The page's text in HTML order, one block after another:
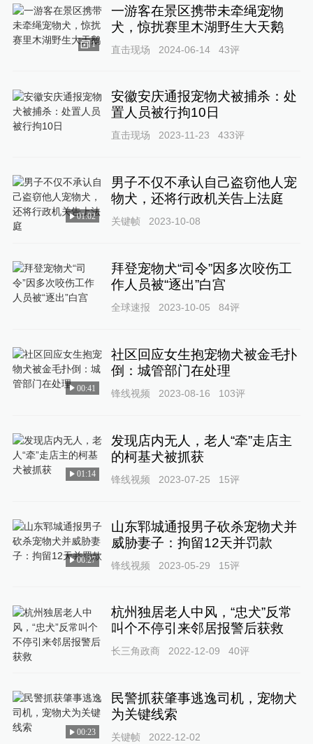
1
一游客在景区携带未牵绳宠物
犬，惊扰赛里木湖野生大天鹅
直击现场 2024-06-14 43评
安徽安庆通报宠物犬被捕杀：处
置人员被行拘10日
直击现场 2023-11-23 433评
01:02
男子不仅不承认自己盗窃他人宠
物犬，还将行政机关告上法庭
关键帧 2023-10-08
拜登宠物犬“司令”因多次咬伤工
作人员被“逐出”白宫
全球速报 2023-10-05 84评
00:41
社区回应女生抱宠物犬被金毛扑
倒：城管部门在处理
锋线视频 2023-08-16 103评
01:14
发现店内无人，老人“牵”走店主
的柯基犬被抓获
锋线视频 2023-07-25 15评
00:27
山东郓城通报男子砍杀宠物犬并
威胁妻子：拘留12天并罚款
锋线视频 2023-05-29 15评
杭州独居老人中风，“忠犬”反常
叫个不停引来邻居报警后获救
长三角政商 2022-12-09 40评
00:23
民警抓获肇事逃逸司机，宠物犬
为关键线索
关键帧 2022-12-02